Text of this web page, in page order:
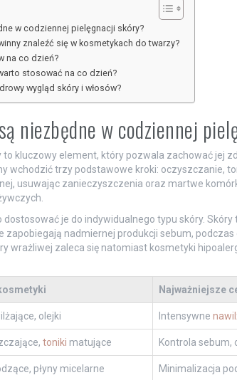
w codziennej pielęgnacji skóry?
znaleźć się w kosmetykach do twarzy?
na co dzień?
stosować na co dzień?
wygląd skóry i włosów?
niezbędne w codziennej
kluczowy element, który pozwala zachować jej
wchodzić trzy podstawowe kroki: oczyszczanie,
usuwając zanieczyszczenia oraz martwe
je do indywidualnego typu skóry.
zapobiegają nadmiernej produkcji sebum,
wrażliwej zaleca się natomiast kosmetyki
Najważniejsze
olejki Intensywne
toniki matujące Kontrola sebum,
płyny micelarne Minimalizacja